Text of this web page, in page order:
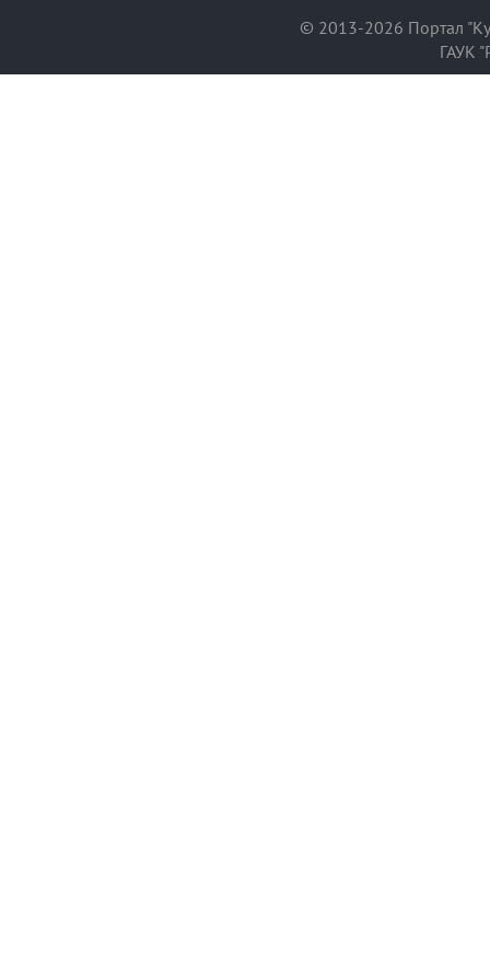
© 2013-2026 Портал
ГАУК